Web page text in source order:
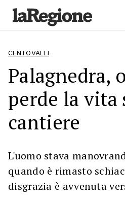
CENTOVALLI
Palagnedra,
perde la vita
cantiere
L'uomo stava
quando è rimasto
disgrazia è avvenuta